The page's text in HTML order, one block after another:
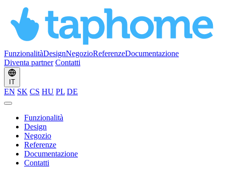
FunzionalitàDesignNegozioReferenzeDocumentazione
Diventa partner Contatti
IT
EN SK CS HU PL DE
Funzionalità
Design
Negozio
Referenze
Documentazione
Contatti